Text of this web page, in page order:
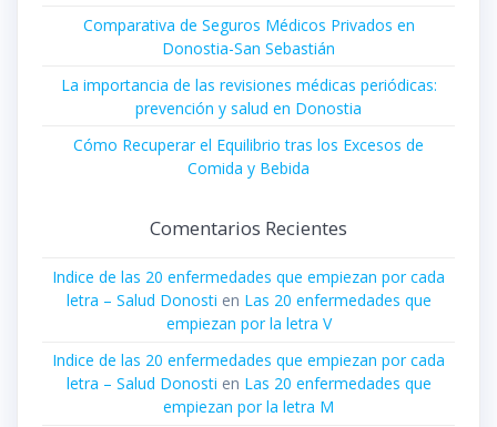
Comparativa de Seguros Médicos Privados en
Donostia-San Sebastián
La importancia de las revisiones médicas periódicas:
prevención y salud en Donostia
Cómo Recuperar el Equilibrio tras los Excesos de
Comida y Bebida
Comentarios Recientes
Indice de las 20 enfermedades que empiezan por cada
letra – Salud Donosti en Las 20 enfermedades que
empiezan por la letra V
Indice de las 20 enfermedades que empiezan por cada
letra – Salud Donosti en Las 20 enfermedades que
empiezan por la letra M